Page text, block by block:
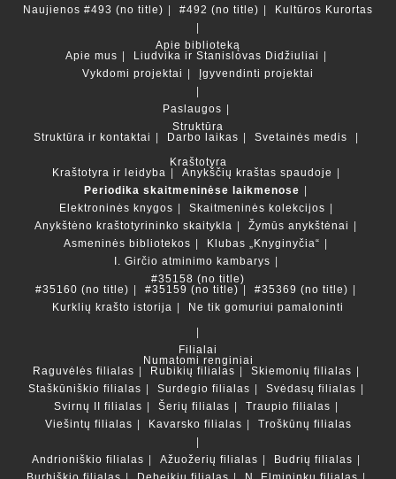
Naujienos #493 (no title) #492 (no title) Kultūros Kurortas
Apie biblioteką
Apie mus
Liudvika ir Stanislovas Didžiuliai
Vykdomi projektai
Įgyvendinti projektai
Paslaugos
Struktūra
Struktūra ir kontaktai
Darbo laikas
Svetainės medis
Kraštotyra
Kraštotyra ir leidyba
Anykščių kraštas spaudoje
Periodika skaitmeninėse laikmenose
Elektroninės knygos
Skaitmeninės kolekcijos
Anykštėno kraštotyrininko skaitykla
Žymūs anykštėnai
Asmeninės bibliotekos
Klubas „Knyginyčia“
I. Girčio atminimo kambarys
#35158 (no title)
#35160 (no title)
#35159 (no title)
#35369 (no title)
Kurklių krašto istorija
Ne tik gomuriui pamaloninti
Filialai
Numatomi renginiai
Raguvėlės filialas
Rubikių filialas
Skiemonių filialas
Staškūniškio filialas
Surdegio filialas
Svėdasų filialas
Svirnų II filialas
Šerių filialas
Traupio filialas
Viešintų filialas
Kavarsko filialas Troškūnų filialas
Andrioniškio filialas Ažuožerių filialas
Budrių filialas